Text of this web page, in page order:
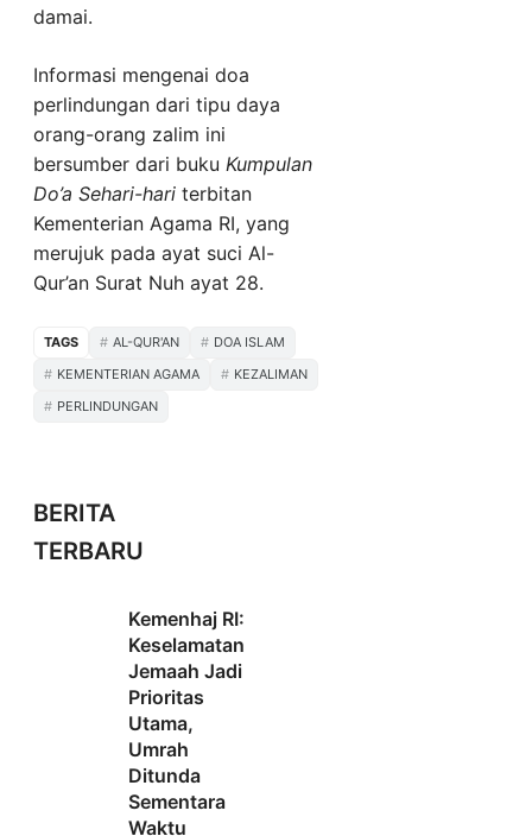
damai.
Informasi mengenai doa
perlindungan dari tipu daya
orang-orang zalim ini
bersumber dari buku Kumpulan
Do’a Sehari-hari terbitan
Kementerian Agama RI, yang
merujuk pada ayat suci Al-
Qur’an Surat Nuh ayat 28.
TAGS AL-QUR'AN
DOA ISLAM
KEMENTERIAN AGAMA
KEZALIMAN
PERLINDUNGAN
BERITA
TERBARU
Kemenhaj RI:
Keselamatan
Jemaah Jadi
Prioritas
Utama,
Umrah
Ditunda
Sementara
Waktu